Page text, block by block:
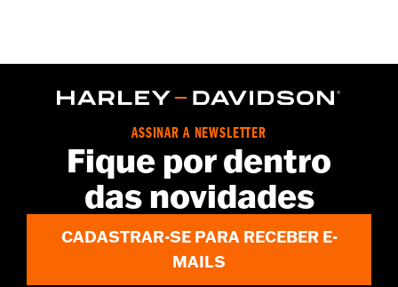
ASSINAR A NEWSLETTER
Fique por dentro
das novidades
CADASTRAR-SE PARA RECEBER E-
MAILS